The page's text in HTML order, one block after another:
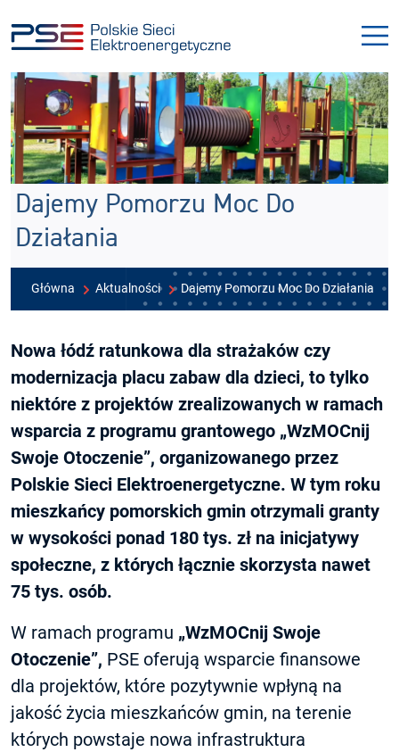
do
menu
do
treści
Dajemy Pomorzu Moc Do
Działania
Główna Aktualności Dajemy Pomorzu Moc Do Działania
Nowa łódź ratunkowa dla strażaków czy
modernizacja placu zabaw dla dzieci, to tylko
niektóre z projektów zrealizowanych w ramach
wsparcia z programu grantowego „WzMOCnij
Swoje Otoczenie”, organizowanego przez
Polskie Sieci Elektroenergetyczne. W tym roku
mieszkańcy pomorskich gmin otrzymali granty
w wysokości ponad 180 tys. zł na inicjatywy
społeczne, z których łącznie skorzysta nawet
75 tys. osób.
W ramach programu „WzMOCnij Swoje
Otoczenie”, PSE oferują wsparcie finansowe
dla projektów, które pozytywnie wpłyną na
jakość życia mieszkańców gmin, na terenie
których powstaje nowa infrastruktura